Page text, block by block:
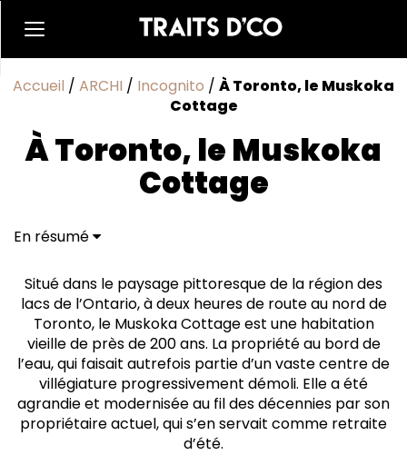
Accueil / ARCHI / Incognito / À Toronto, le Muskoka
Cottage
À Toronto, le Muskoka
Cottage
En résumé
Minimalisme doux et contrastes dynamiques
Une symphonie de couleurs et de contrastes
Au bord de l'eau
Situé dans le paysage pittoresque de la région des
lacs de l’Ontario, à deux heures de route au nord de
Toronto, le Muskoka Cottage est une habitation
vieille de près de 200 ans. La propriété au bord de
l’eau, qui faisait autrefois partie d’un vaste centre de
villégiature progressivement démoli. Elle a été
agrandie et modernisée au fil des décennies par son
propriétaire actuel, qui s’en servait comme retraite
d’été.